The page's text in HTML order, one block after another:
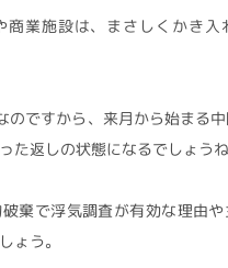
商業施設は、まさしくかき入
のですから、来月から始まる
た返しの状態になるでしょうね
棄で浮気調査が有効な理由
ょう。